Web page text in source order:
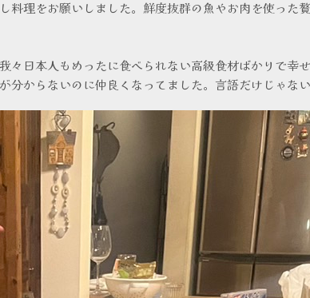
理をお願いしました。鮮度抜群の魚やお肉を使った
日本人もめったに食べられない高級食材ばかりで幸
からないのに仲良くなってました。言語だけじゃない